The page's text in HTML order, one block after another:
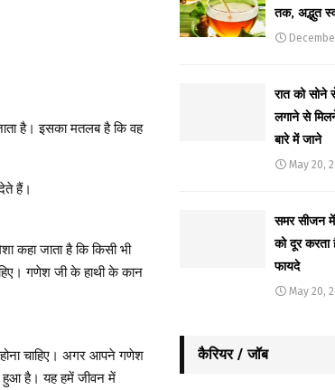
है। इसका मतलब है कि वह
हैं।
कहा जाता है कि किसी भी
गणेश जी के हाथी के कान
चाहिए। अगर आपने गणेश
हुआ है। यह हमें जीवन में
तक, अद्भुत
रात को
लगाने से
बारे में जाने
May 20,
समर सीजन
को दूर करता
फायदे
May 20,
कैरियर / जॉब